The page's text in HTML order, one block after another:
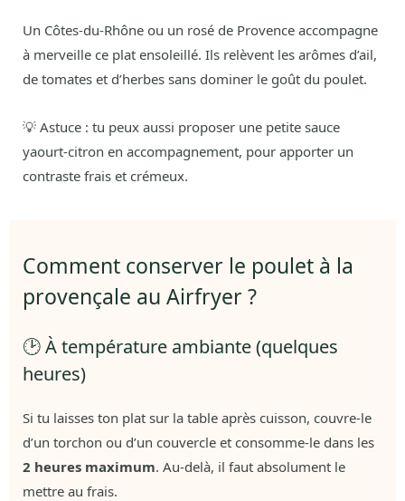
Un Côtes-du-Rhône ou un rosé de Provence accompagne
à merveille ce plat ensoleillé. Ils relèvent les arômes d’ail,
de tomates et d’herbes sans dominer le goût du poulet.
💡 Astuce : tu peux aussi proposer une petite sauce
yaourt-citron en accompagnement, pour apporter un
contraste frais et crémeux.
Comment conserver le poulet à la
provençale au Airfryer ?
🕑 À température ambiante (quelques
heures)
Si tu laisses ton plat sur la table après cuisson, couvre-le
d’un torchon ou d’un couvercle et consomme-le dans les
2 heures maximum. Au-delà, il faut absolument le
mettre au frais.